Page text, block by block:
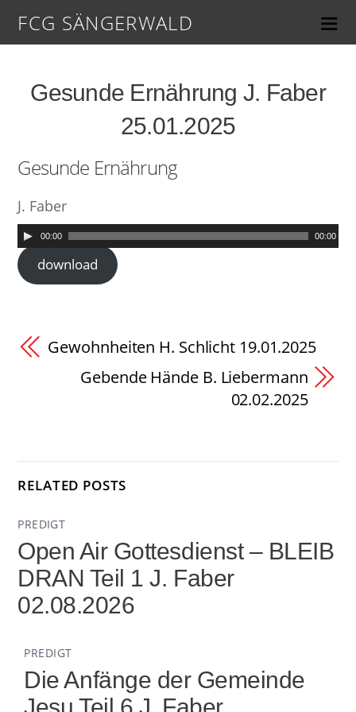
FCG SÄNGERWALD
Gesunde Ernährung J. Faber
25.01.2025
Gesunde Ernährung
J. Faber
00:00 00:00
download
Gewohnheiten H. Schlicht 19.01.2025
Gebende Hände B. Liebermann
02.02.2025
RELATED POSTS
PREDIGT
Open Air Gottesdienst – BLEIB
DRAN Teil 1 J. Faber
02.08.2026
PREDIGT
Die Anfänge der Gemeinde
Jesu Teil 6 J. Faber